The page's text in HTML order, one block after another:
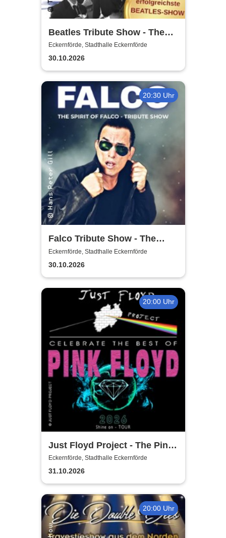
Beatles Tribute Show - The
Silver Beatles
Eckernförde, Stadthalle Eckernförde
30.10.2026
20:30 Uhr
Falco Tribute Show - The
Spirit of Falco
Eckernförde, Stadthalle Eckernförde
30.10.2026
20:00 Uhr
Just Floyd Project - The Pink
Floyd Tribute Show
Eckernförde, Stadthalle Eckernförde
31.10.2026
20:00 Uhr